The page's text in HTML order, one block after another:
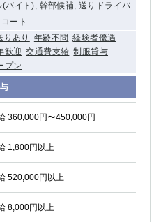
バイト), 幹部候補, 送りドライバ
ート
りあり 年齢不問 経験者優遇
歓迎 交通費支給 制服貸与
プン
360,000円〜450,000円
1,800円以上
520,000円以上
8,000円以上